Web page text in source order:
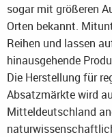
sogar mit größeren
Orten bekannt.
Reihen und lassen
hinausgehende
Die Herstellung für
Absatzmärkte wird
Mitteldeutschland